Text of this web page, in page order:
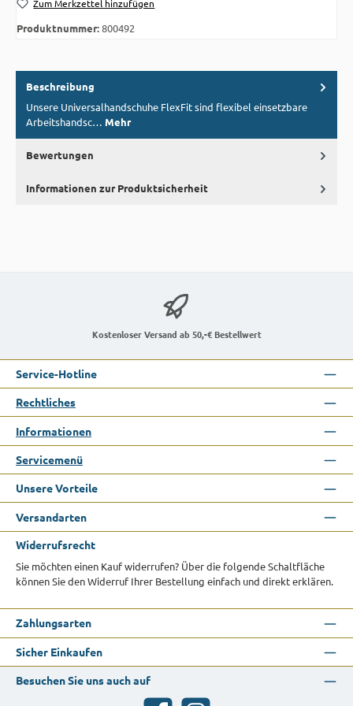
Zum Merkzettel hinzufügen
Produktnummer:800492
Beschreibung
Unsere Universalhandschuhe FlexFit sind flexibel einsetzbare
Arbeitshandsc… Mehr
Bewertungen
Informationen zur Produktsicherheit
Kostenloser Versand ab 50,-€ Bestellwert
Service-Hotline
Rechtliches
Informationen
Servicemenü
Unsere Vorteile
Versandarten
Widerrufsrecht
Sie möchten einen Kauf widerrufen? Über die folgende Schaltfläche
können Sie den Widerruf Ihrer Bestellung einfach und direkt erklären.
Zahlungsarten
Sicher Einkaufen
Besuchen Sie uns auch auf